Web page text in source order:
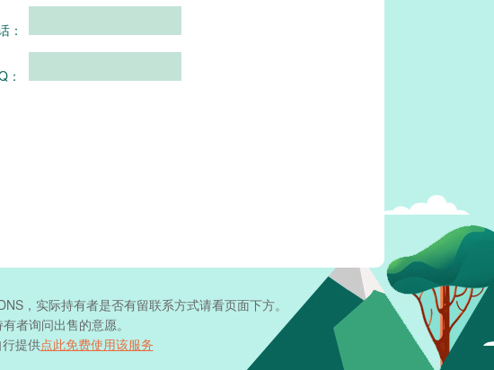
：
：
，实际持有者是否有留联系方式请看页面下方。
者询问出售的意愿。
提供点此免费使用该服务